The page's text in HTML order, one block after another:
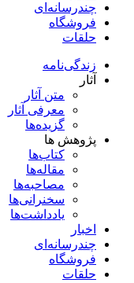
چندرسانه‌ای
فروشگاه
حلقات
زندگی‌نامه
آثار
متن آثار
معرفی آثار
گزیده‌ها
پژوهش ها
کتاب‌ها
مقاله‌ها
مصاحبه‌ها
سخنرانی‌ها
یادداشت‌ها
اخبار
چندرسانه‌ای
فروشگاه
حلقات